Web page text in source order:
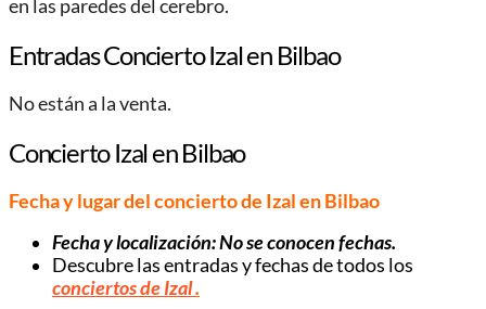
en las paredes del cerebro.
Entradas Concierto Izal en Bilbao
No están a la venta.
Concierto Izal en Bilbao
Fecha y lugar del concierto de Izal en Bilbao
Fecha y localización: No se conocen fechas.
Descubre las entradas y fechas de todos los
conciertos de Izal.